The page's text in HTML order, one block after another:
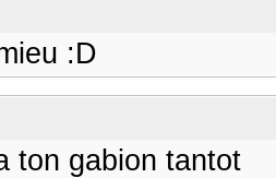
:D
ton gabion tantot